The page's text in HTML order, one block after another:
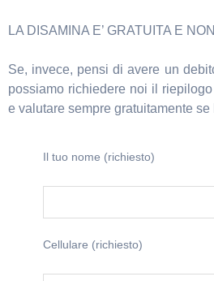
LA DISAMINA E’ GRATUITA E
Se, invece, pensi di avere un
possiamo richiedere noi il
e valutare sempre gratuitamente
Il tuo nome (richiesto)
Cellulare (richiesto)